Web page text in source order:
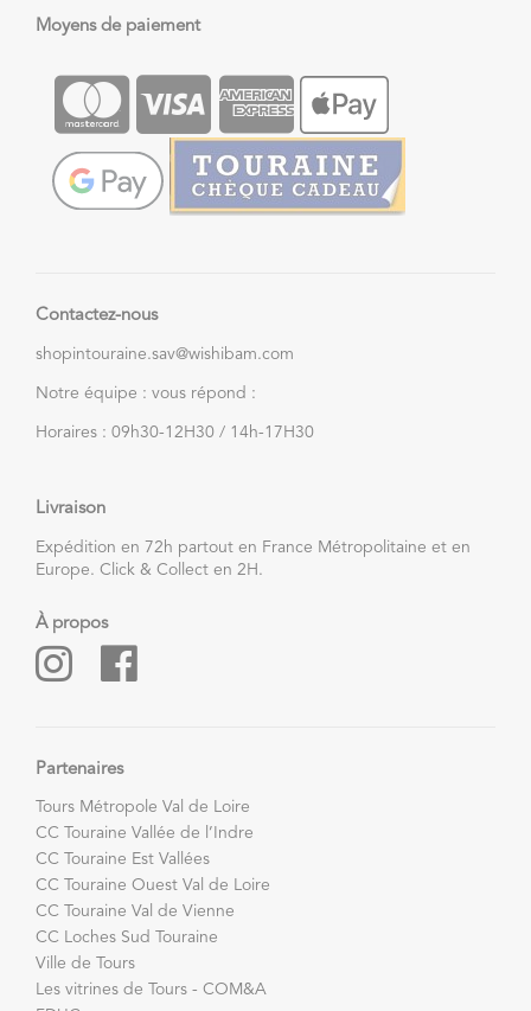
Moyens de paiement
Contactez-nous
shopintouraine.sav@wishibam.com
Notre équipe : vous répond :
Horaires : 09h30-12H30 / 14h-17H30
Livraison
Expédition en 72h partout en France Métropolitaine et en
Europe. Click & Collect en 2H.
À propos
Partenaires
Tours Métropole Val de Loire
CC Touraine Vallée de l’Indre
CC Touraine Est Vallées
CC Touraine Ouest Val de Loire
CC Touraine Val de Vienne
CC Loches Sud Touraine
Ville de Tours
Les vitrines de Tours - COM&A